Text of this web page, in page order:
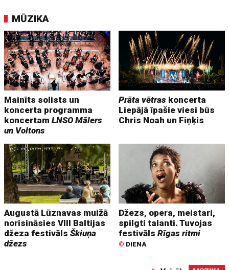
MŪZIKA
Mainīts solists un
koncerta programma
koncertamLNSO Mālers
un Voltons
Prāta vētras koncerta
Liepājā īpašie viesi būs
Chris Noah un Fiņķis
Augustā Lūznavas muižā
norisināsies VIII Baltijas
džeza festivālsŠkiuņa
džezs
Džezs, opera, meistari,
spilgti talanti. Tuvojas
festivālsRīgas ritmi
© DIENA